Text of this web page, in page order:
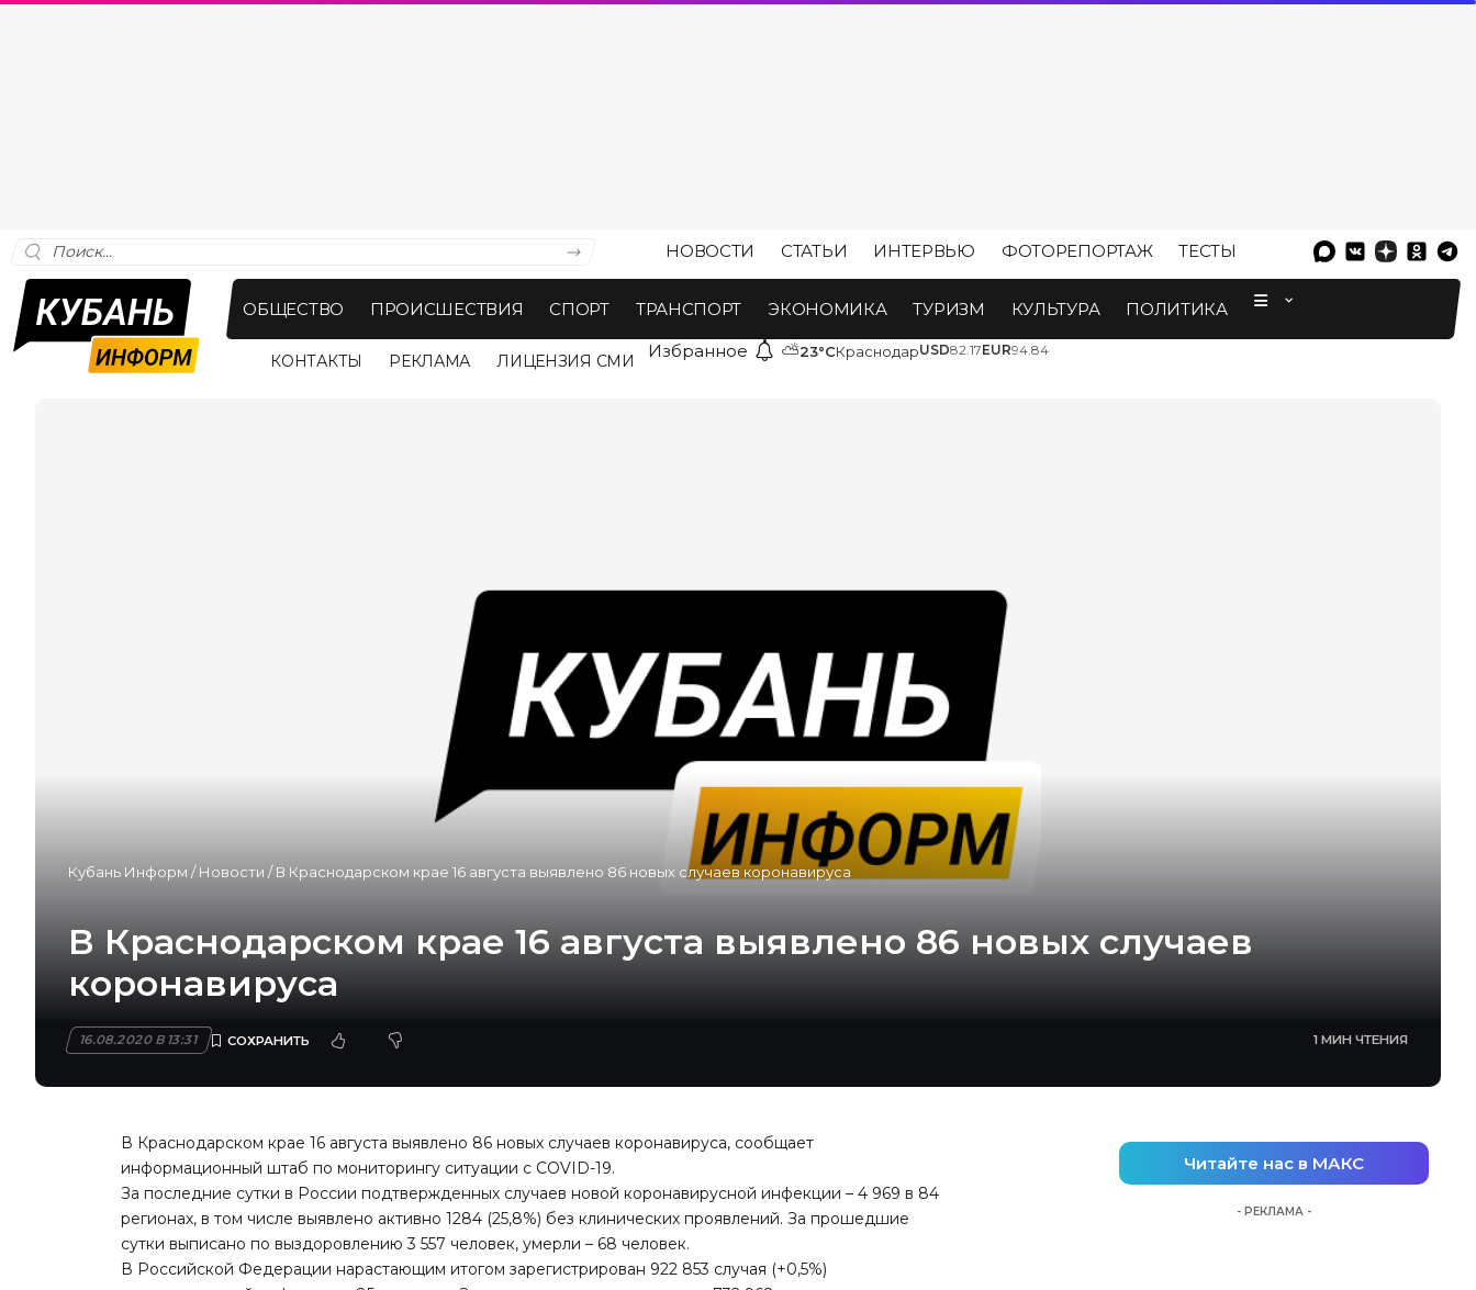
НОВОСТИ СТАТЬИ ИНТЕРВЬЮ ФОТОРЕПОРТАЖ ТЕСТЫ
ОБЩЕСТВО ПРОИСШЕСТВИЯ СПОРТ ТРАНСПОРТ ЭКОНОМИКА ТУРИЗМ КУЛЬТУРА ПОЛИТИКА
КОНТАКТЫ РЕКЛАМА ЛИЦЕНЗИЯ СМИ Избранное ⛅23°CКраснодарUSD82.17EUR94.84
Кубань Информ /Новости /В Краснодарском крае 16 августа выявлено 86 новых случаев коронавируса
В Краснодарском крае 16 августа выявлено 86 новых случаев
коронавируса
16.08.2020 В 13:31 1 МИН ЧТЕНИЯ
В Краснодарском крае 16 августа выявлено 86 новых случаев коронавируса, сообщает
информационный штаб по мониторингу ситуации с COVID-19.
За последние сутки в России подтвержденных случаев новой коронавирусной инфекции – 4 969 в 84
регионах, в том числе выявлено активно 1284 (25,8%) без клинических проявлений. За прошедшие
сутки выписано по выздоровлению 3 557 человек, умерли – 68 человек.
В Российской Федерации нарастающим итогом зарегистрирован 922 853 случая (+0,5%)
Читайте нас в МАКС
- РЕКЛАМА -